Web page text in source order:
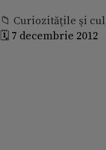
📁 Curiozităţile şi
🗓️ 7 decembrie 2012